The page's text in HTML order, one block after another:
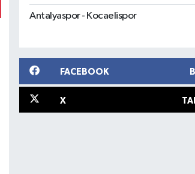
Antalyaspor - Kocaelispor
FACEBOOK
X